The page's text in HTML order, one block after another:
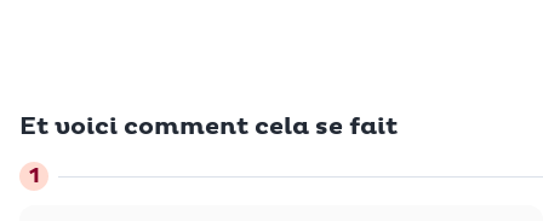
Et voici comment cela se fait